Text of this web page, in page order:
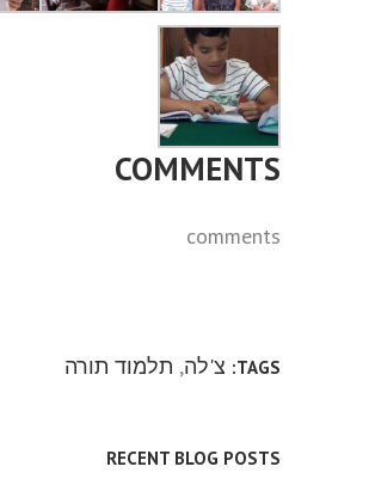
COMMENTS
comments
TAGS: צ'לה, תלמוד תורה
RECENT BLOG POSTS